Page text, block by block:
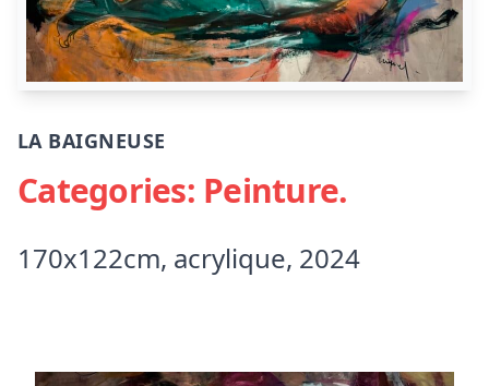
LA BAIGNEUSE
Categories: Peinture.
170x122cm, acrylique, 2024